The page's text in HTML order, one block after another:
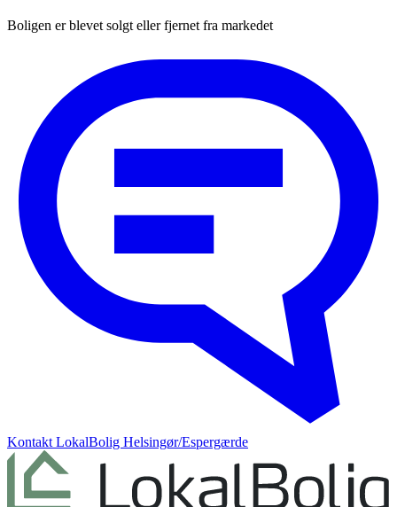
Boligen er blevet solgt eller fjernet fra markedet
Kontakt LokalBolig Helsingør/Espergærde